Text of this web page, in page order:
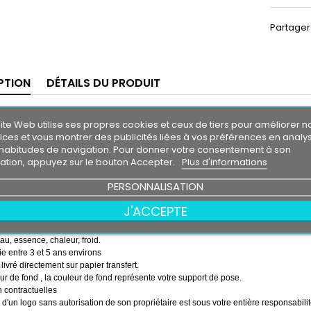
Partager
DÉTAILS DU PRODUIT
soleil Toyota SUPRA
cm
soleil couleur au choix
SUPRAcouleur au choix
( pose de la bande, puis pose du logo sur la bande )
très résistant
essence, chaleur, froid.
entre 3 et 5 ans environs
livré directement sur papier transfert.
de fond , la couleur de fond représente votre support de pose.
contractuelles
d'un logo sans autorisation de son propriétaire est sous votre entière
Web utilise ses propres cookies et ceux de tiers pour améliorer
et vous montrer des publicités liées à vos préférences en
de navigation. Pour donner votre consentement à son
appuyez sur le bouton Accepter. Plus d'informations
PERSONNALISATION
J'ACCEPTE